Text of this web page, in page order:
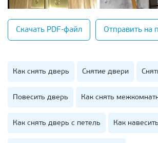
Скачать PDF-файл Отправить на
Как снять дверь Снятие двери
Повесить дверь Как снять
Как снять дверь с петель Как